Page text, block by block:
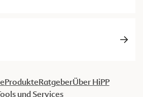
ProdukteRatgeberÜber HiPP
und Services